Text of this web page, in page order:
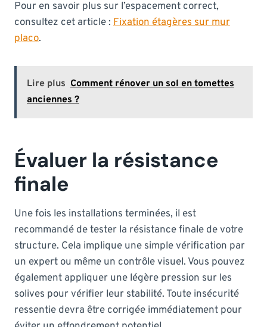
Pour en savoir plus sur l’espacement correct,
consultez cet article : Fixation étagères sur mur
placo.
Lire plus Comment rénover un sol en tomettes
anciennes ?
Évaluer la résistance
finale
Une fois les installations terminées, il est
recommandé de tester la résistance finale de votre
structure. Cela implique une simple vérification par
un expert ou même un contrôle visuel. Vous pouvez
également appliquer une légère pression sur les
solives pour vérifier leur stabilité. Toute insécurité
ressentie devra être corrigée immédiatement pour